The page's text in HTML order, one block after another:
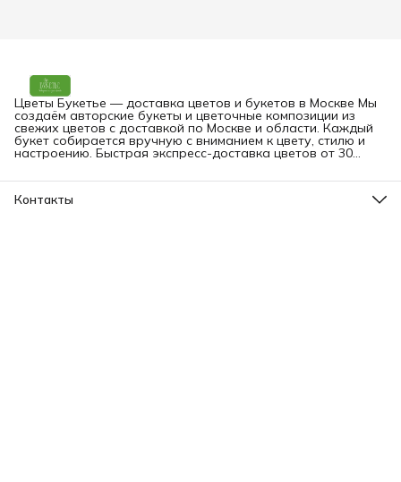
Цветы Букетье — доставка цветов и букетов в Москве Мы
создаём авторские букеты и цветочные композиции из
свежих цветов с доставкой по Москве и области. Каждый
букет собирается вручную с вниманием к цвету, стилю и
настроению. Быстрая экспресс-доставка цветов от 30
заказать букет онлайн в любое время.
Контакты